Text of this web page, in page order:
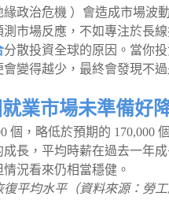
政治危機 ）會造成市場波
市場反應，不如專注於長線
分散投資全球的原因。當你
變得越少，最終會發現不
業市場未準備好
個，略低於預期的 170,000
長，平均時薪在過去一年
況看來仍相當穩健。
平均水平（資料來源：勞工